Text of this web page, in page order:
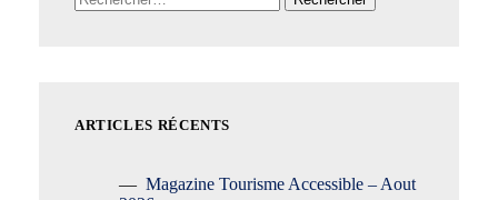
ARTICLES RÉCENTS
Magazine Tourisme Accessible – Aout